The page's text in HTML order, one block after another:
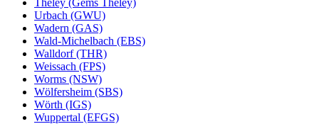
Urbach (GWU)
Wadern (GAS)
Wald-Michelbach (EBS)
Walldorf (THR)
Weissach (FPS)
Worms (NSW)
Wölfersheim (SBS)
Wörth (IGS)
Wuppertal (EFGS)